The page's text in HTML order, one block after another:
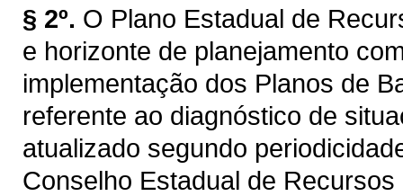
§ 2º. O Plano Estadual de
e horizonte de planejamento
implementação dos Planos de
referente ao diagnóstico de
atualizado segundo
Conselho Estadual de